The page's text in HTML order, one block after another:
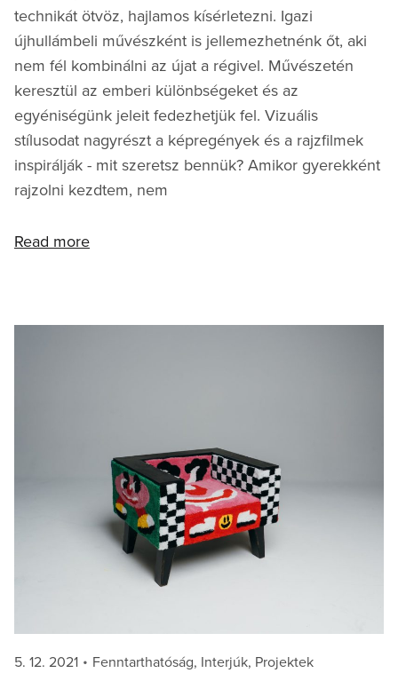
technikát ötvöz, hajlamos kísérletezni. Igazi
újhullámbeli művészként is jellemezhetnénk őt, aki
nem fél kombinálni az újat a régivel. Művészetén
keresztül az emberi különbségeket és az
egyéniségünk jeleit fedezhetjük fel. Vizuális
stílusodat nagyrészt a képregények és a rajzfilmek
inspirálják - mit szeretsz bennük? Amikor gyerekként
rajzolni kezdtem, nem
Read more
Posted
5. 12. 2021 Categories
Fenntarthatóság, Interjúk, Projektek